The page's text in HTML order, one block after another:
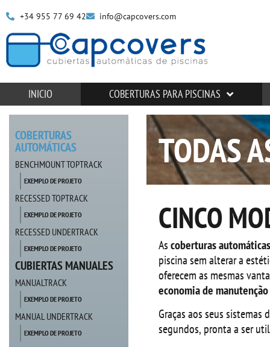
+34 955 77 69 42 info@capcovers.com
INICIO COBERTURAS PARA PISCINAS
COBERTURAS
AUTOMÁTICAS
BENCHMOUNT TOPTRACK
EXEMPLO DE PROJETO
RECESSED TOPTRACK
EXEMPLO DE PROJETO
RECESSED UNDERTRACK
EXEMPLO DE PROJETO
CUBIERTAS MANUALES
MANUALTRACK
EXEMPLO DE PROJETO
MANUAL UNDERTRACK
EXEMPLO DE PROJETO
TODAS
CINCO
Ascoberturas
piscina sem alterar a
oferecem as mesmas
economia de
Graças aos seus
segundos, pronta a ser